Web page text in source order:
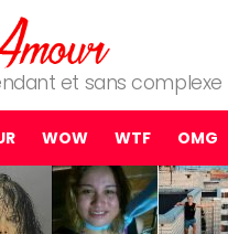
et sans complexe
WOW WTF OMG